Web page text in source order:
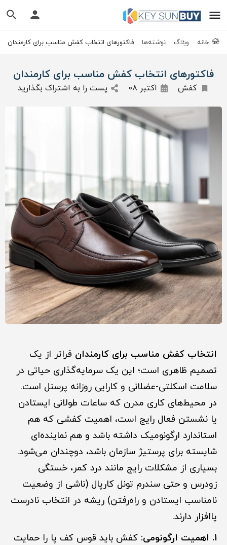
خانه وبلاگ نوشته‌ها فاکتورهای انتخاب کفش مناسب برای کارمندان
فاکتورهای انتخاب کفش مناسب برای کارمندان
کفش اکتبر 08 پست را به اشتراک بگذارید
انتخاب کفش مناسب برای کارمندان فراتر از یک
تصمیم ظاهری است؛ این یک سرمایه‌گذاری حیاتی در
سلامت اسکلتی-عضلانی و کارایی روزانه پرسنل است.
در محیط‌های کاری مدرن که ساعات طولانی ایستادن
یا نشستن فعال رایج است، اهمیت کفشی که هم
استاندارد ارگونومیک داشته باشد و هم نماینده‌ای
شایسته برای پرستیژ سازمان باشد، دوچندان می‌شود.
بسیاری از مشکلات رایج مانند درد کمر، خستگی
زودرس و حتی سندرم تونل کارپال (ناشی از وضعیت
نامناسب ایستادن و راه‌رفتن) ریشه در انتخاب نادرست
پاافزار دارند.
1. اهمیت ارگونومی:
کفش باید قوس کف پا را حمایت